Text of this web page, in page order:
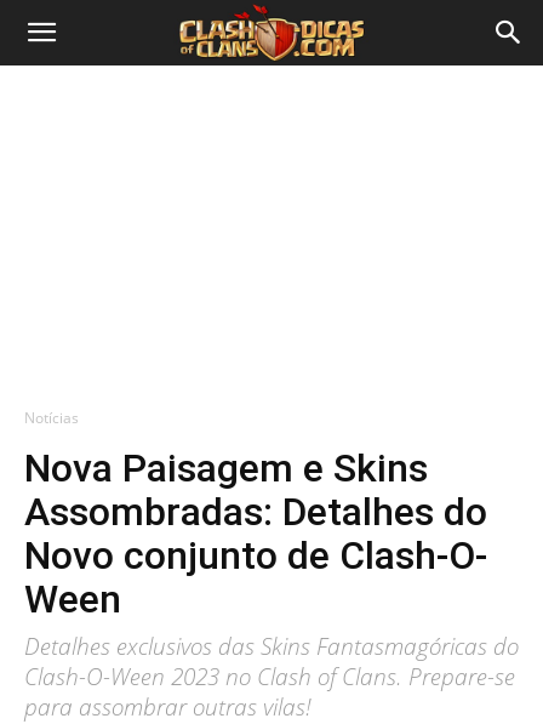
Notícias
Nova Paisagem e Skins
Assombradas: Detalhes do
Novo conjunto de Clash-O-
Ween
Detalhes exclusivos das Skins Fantasmagóricas do
Clash-O-Ween 2023 no Clash of Clans. Prepare-se
para assombrar outras vilas!